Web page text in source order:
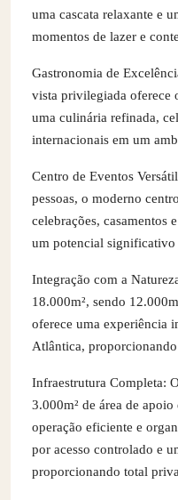
uma cascata relaxante e
momentos de lazer e
Gastronomia de
vista privilegiada oferece
uma culinária refinada,
internacionais em um
Centro de Eventos
pessoas, o moderno
celebrações, casamentos
um potencial significativo
Integração com a
18.000m², sendo
oferece uma experiência
Atlântica,
Infraestrutura Completa:
3.000m² de área de
operação eficiente e
por acesso controlado e
proporcionando total